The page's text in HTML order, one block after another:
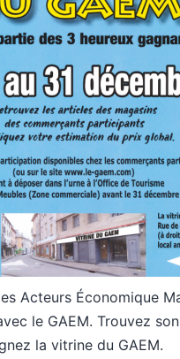
Acteurs Économique
le GAEM. Trouvez
la vitrine du GAEM.